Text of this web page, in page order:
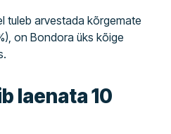
tuleb arvestada kõrgemate
on Bondora üks kõige
laenata 10